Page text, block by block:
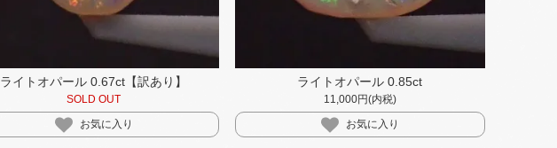
ライトオパール 0.67ct【訳あり】
SOLD OUT
お気に入り
ライトオパール 0.85ct
11,000円(内税)
お気に入り